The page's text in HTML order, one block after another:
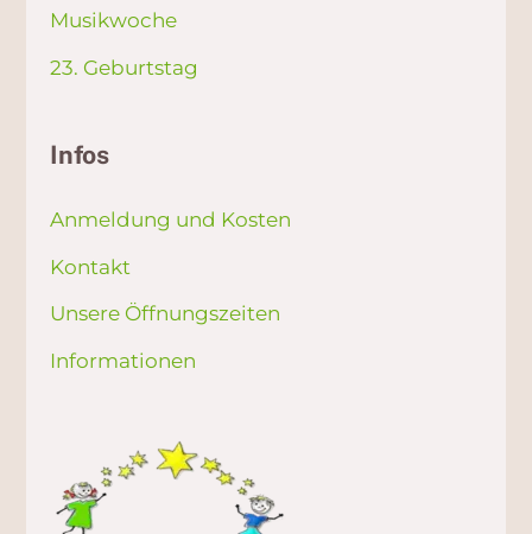
Musikwoche
23. Geburtstag
Infos
Anmeldung und Kosten
Kontakt
Unsere Öffnungszeiten
Informationen